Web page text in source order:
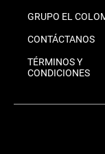
GRUPO EL
CONTÁCTANOS
TÉRMINOS Y
CONDICIONES